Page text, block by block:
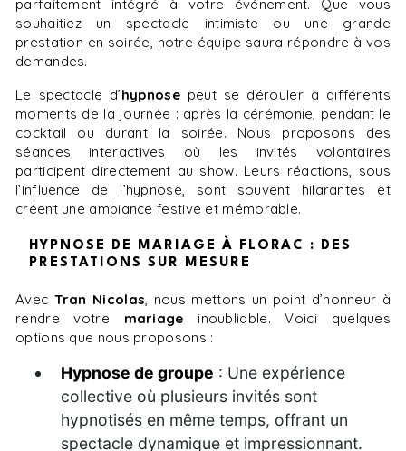
parfaitement intégré à votre événement. Que vous
souhaitiez un spectacle intimiste ou une grande
prestation en soirée, notre équipe saura répondre à vos
demandes.
Le spectacle d’hypnosepeut se dérouler à différents
moments de la journée : après la cérémonie, pendant le
cocktail ou durant la soirée. Nous proposons des
séances interactives où les invités volontaires
participent directement au show. Leurs réactions, sous
l’influence de l’hypnose, sont souvent hilarantes et
créent une ambiance festive et mémorable.
HYPNOSE DE MARIAGE À FLORAC : DES
PRESTATIONS SUR MESURE
Avec Tran Nicolas, nous mettons un point d’honneur à
rendre votre mariage inoubliable. Voici quelques
options que nous proposons :
Hypnose de groupe : Une expérience
collective où plusieurs invités sont
hypnotisés en même temps, offrant un
spectacle dynamique et impressionnant.